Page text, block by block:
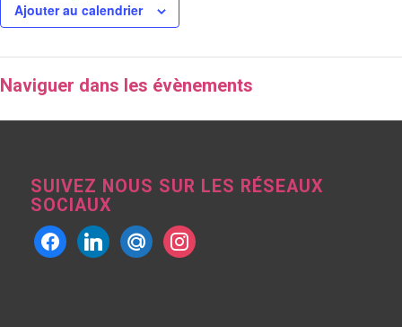
Ajouter au calendrier
Naviguer dans les évènements
SUIVEZ NOUS SUR LES RÉSEAUX
SOCIAUX
facebooklinkedin mailru instagram